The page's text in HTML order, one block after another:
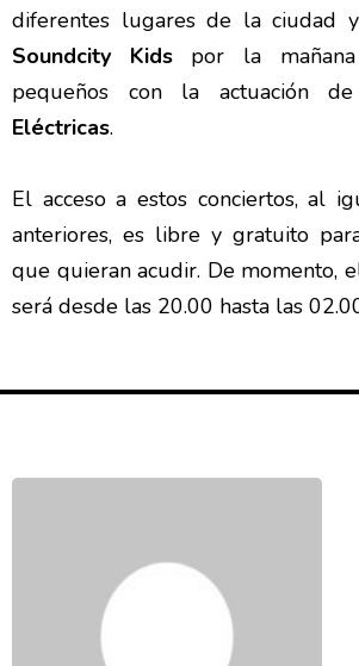
diferentes lugares de la ciudad
Soundcity Kidspor la
pequeños con la actuación
Eléctricas.
El acceso a estos conciertos, al
anteriores, es libre y gratuito
que quieran acudir. De momento,
será desde las 20.00 hasta las